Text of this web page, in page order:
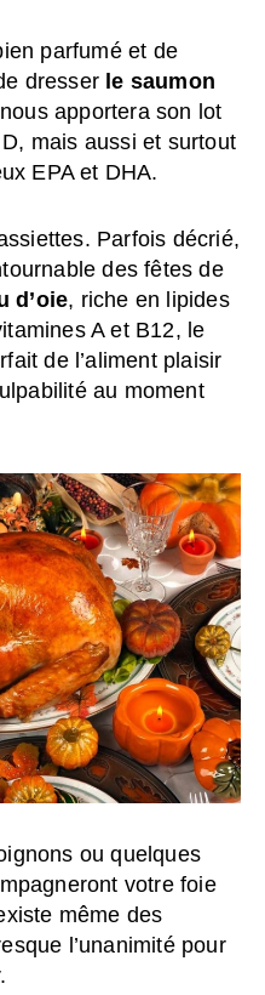
parfumé et de
dresser le saumon
apportera son lot
mais aussi et surtout
EPA et DHA.
Parfois décrié,
des fêtes de
d’oie, riche en lipides
A et B12, le
de l’aliment plaisir
au moment
ou quelques
votre foie
même des
l’unanimité pour